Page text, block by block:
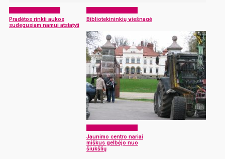
Pradėtos rinkti aukos
sudegusiam namui atstatyti
Bibliotekininkių viešnagė
Jaunimo centro nariai
miškus gelbėjo nuo
šiukšlių